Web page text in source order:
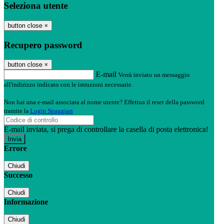
Seleziona utente
button close ×
Recupero password
button close ×
E-mail Verrà inviato un messaggio
all'indirizzo indicato con le istruzioni necessarie.
Non hai una e-mail associata al nome utente? Effettua il reset della password
tramite la Login Spaggiari
E-mail inviata, si prega di controllare la casella di posta elettronica!
Errore
Chiudi
Successo
Chiudi
Informazione
Chiudi